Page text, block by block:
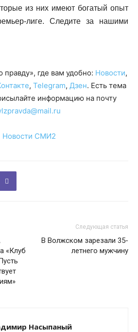
из них имеют богатый опыт
лиге. Следите за нашими
где вам удобно: Новости,
, Telegram, Дзен. Есть тема
информацию на почту
Новости СМИ2
«Клуб
Следующая статья
В Волжском зарезали 35-
летнего мужчину
Насыпаный